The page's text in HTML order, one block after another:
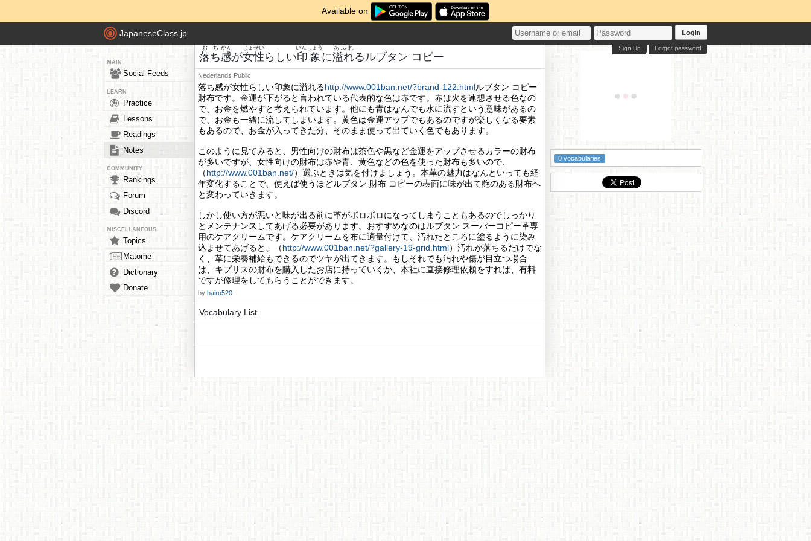
Available on
JapaneseClass.jp Login
Forgot password
Sign Up
MAIN
Social Feeds
LEARN
Practice
Lessons
Readings
Notes
COMMUNITY
Rankings
Forum
Discord
MISCELLANEOUS
Topics
Matome
Dictionary
Donate
落ち
おち
感
かん
が女性
じょせい
らしい印象
いんしょう
に溢れ
あふれ
るルブタン コピー
Nederlands Public
落ち感が女性らしい印象に溢れるhttp://www.001ban.net/?brand-122.htmlルブタン コピー
財布です。金運が下がると言われている代表的な色は赤です。赤は火を連想させる色なの
で、お金を燃やすと考えられています。他にも青はなんでも水に流すという意味があるの
で、お金も一緒に流してしまいます。黄色は金運アップでもあるのですが楽しくなる要素
もあるので、お金が入ってきた分、そのまま使って出ていく色でもあります。
このように見てみると、男性向けの財布は茶色や黒など金運をアップさせるカラーの財布
が多いですが、女性向けの財布は赤や青、黄色などの色を使った財布も多いので、
（http://www.001ban.net/）選ぶときは気を付けましょう。本革の魅力はなんといっても経
年変化することで、使えば使うほどルブタン 財布 コピーの表面に味が出て艶のある財布へ
と変わっていきます。
しかし使い方が悪いと味が出る前に革がボロボロになってしまうこともあるのでしっかり
とメンテナンスしてあげる必要があります。おすすめなのはルブタン スーパーコピー革専
用のケアクリームです。ケアクリームを布に適量付けて、汚れたところに塗るように染み
込ませてあげると、（http://www.001ban.net/?gallery-19-grid.html）汚れが落ちるだけでな
く、革に栄養補給もできるのでツヤが出てきます。もしそれでも汚れや傷が目立つ場合
は、キプリスの財布を購入したお店に持っていくか、本社に直接修理依頼をすれば、有料
ですが修理をしてもらうことができます。
by hairu520
Vocabulary List
0 vocabularies